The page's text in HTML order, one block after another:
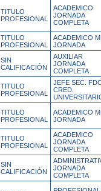
TITULO
PROFESIONAL
ACADEMICO
JORNADA
COMPLETA
TITULO
PROFESIONAL
ACADEMICO
JORNADA
SIN
CALIFICACIÓN
AUXILIAR
JORNADA
COMPLETA
TITULO
PROFESIONAL
JEFE SEC.
CRED.
TITULO
PROFESIONAL
ACADEMICO
JORNADA
TITULO
PROFESIONAL
ACADEMICO
JORNADA
COMPLETA
SIN
CALIFICACIÓN
JORNADA
COMPLETA